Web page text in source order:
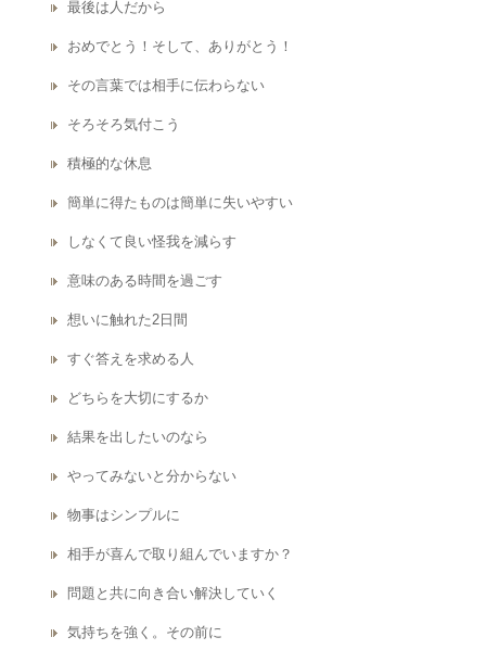
最後は人だから
おめでとう！そして、ありがとう！
その言葉では相手に伝わらない
そろそろ気付こう
積極的な休息
簡単に得たものは簡単に失いやすい
しなくて良い怪我を減らす
意味のある時間を過ごす
想いに触れた2日間
すぐ答えを求める人
どちらを大切にするか
結果を出したいのなら
やってみないと分からない
物事はシンプルに
相手が喜んで取り組んでいますか？
問題と共に向き合い解決していく
気持ちを強く。その前に